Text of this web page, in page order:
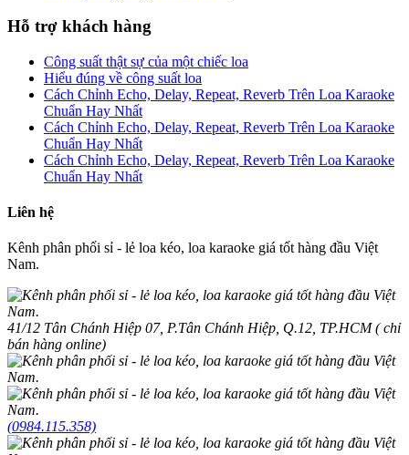
Hỗ trợ khách hàng
Công suất thật sự của một chiếc loa
Hiểu đúng về công suất loa
Cách Chỉnh Echo, Delay, Repeat, Reverb Trên Loa Karaoke
Chuẩn Hay Nhất
Cách Chỉnh Echo, Delay, Repeat, Reverb Trên Loa Karaoke
Chuẩn Hay Nhất
Cách Chỉnh Echo, Delay, Repeat, Reverb Trên Loa Karaoke
Chuẩn Hay Nhất
Liên hệ
Kênh phân phối sỉ - lẻ loa kéo, loa karaoke giá tốt hàng đầu Việt
Nam.
41/12 Tân Chánh Hiệp 07, P.Tân Chánh Hiệp, Q.12, TP.HCM ( chỉ
bán hàng online)
(0984.115.358)